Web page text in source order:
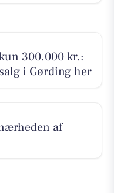
300.000 kr.:
i Gørding her
af